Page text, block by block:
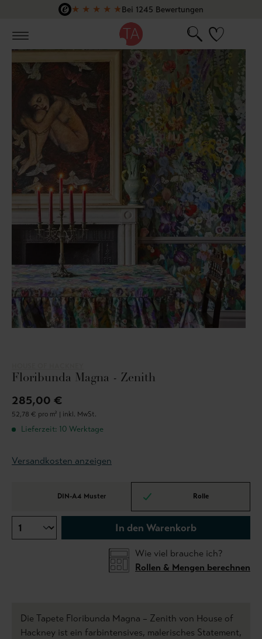
Zum Hauptinhalt springen
★ ★ ★ ★ ★Bei 1245 Bewertungen
Floribunda Magna - Zenith
285,00 €
52,78 € pro m² | inkl. MwSt.
Lieferzeit: 10 Werktage
Versandkosten anzeigen
DIN-A4 Muster Rolle
In den Warenkorb
Wie viel brauche ich?
Rollen & Mengen berechnen
Die Tapete Floribunda Magna – Zenith von House of
Hackney ist ein farbintensives, malerisches Statement,